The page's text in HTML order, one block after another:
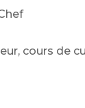
cours de